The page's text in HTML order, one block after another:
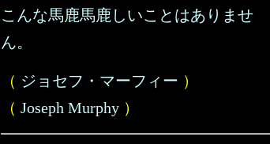
こんな馬鹿馬鹿しいことはありませ
ん。
（ ジョセフ・マーフィー ）
（ Joseph Murphy ）